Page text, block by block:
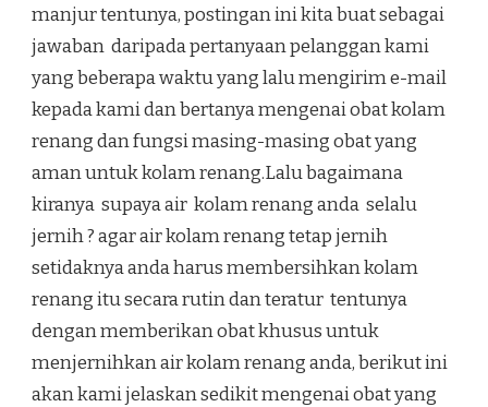
manjur tentunya, postingan ini kita buat sebagai
jawaban daripada pertanyaan pelanggan kami
yang beberapa waktu yang lalu mengirim e-mail
kepada kami dan bertanya mengenai obat kolam
renang dan fungsi masing-masing obat yang
aman untuk kolam renang.Lalu bagaimana
kiranya supaya air kolam renang anda selalu
jernih ? agar air kolam renang tetap jernih
setidaknya anda harus membersihkan kolam
renang itu secara rutin dan teratur tentunya
dengan memberikan obat khusus untuk
menjernihkan air kolam renang anda, berikut ini
akan kami jelaskan sedikit mengenai obat yang